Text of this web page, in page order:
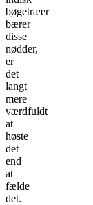
bøgetræer
bærer
disse
nødder,
er
det
langt
mere
værdfuldt
at
høste
det
end
at
fælde
det.